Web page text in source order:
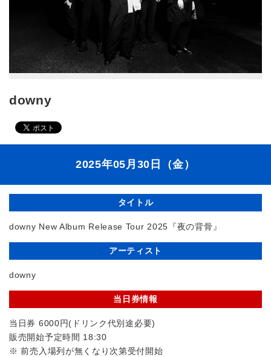
downy
2025年05月30日（金）
タイトル
downy New Album Release Tour 2025『夜の背骨』
アーティスト
downy
当日券情報
当日券 6000円(ドリンク代別途必要)
販売開始予定時間 18:30
※ 前売入場列が無くなり次第受付開始